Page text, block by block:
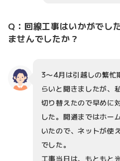
Q：回線工事はいかがでし
ませんでしたか？
3〜4月は引越しの繁忙
らいと聞きましたが、
切り替えたので早めに
した。開通まではホー
いたので、ネットが使
でした。
工事当日は、もともと